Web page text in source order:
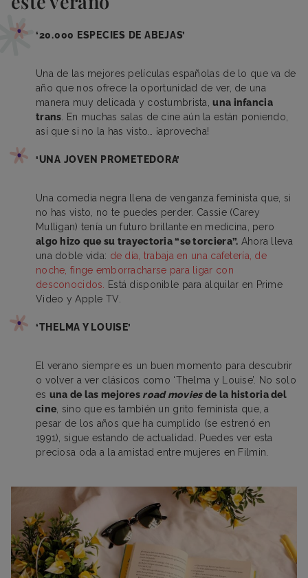
‘20.000 ESPECIES DE ABEJAS’
Una de las mejores películas españolas de lo que va de
año que nos ofrece la oportunidad de ver, de una
manera muy delicada y costumbrista,una infancia
trans . En muchas salas de cine aún la están poniendo,
así que si no la has visto… ¡aprovecha!
‘UNA JOVEN PROMETEDORA’
Una comedia negra llena de venganza feminista que, si
no has visto, no te puedes perder. Cassie (Carey
Mulligan) tenía un futuro brillante en medicina, pero
algo hizo que su trayectoria “se torciera”. Ahora lleva
una doble vida: de día, trabaja en una cafetería, de
noche, finge emborracharse para ligar con
desconocidos.
Está disponible para alquilar en Prime
Video y Apple TV.
‘THELMA Y LOUISE’
El verano siempre es un buen momento para descubrir
o volver a ver clásicos como ‘Thelma y Louise’. No solo
es una de las mejores road moviesde la historia del
cine , sino que es también un grito feminista que, a
pesar de los años que ha cumplido (se estrenó en
1991), sigue estando de actualidad. Puedes ver esta
preciosa oda a la amistad entre mujeres en Filmin.